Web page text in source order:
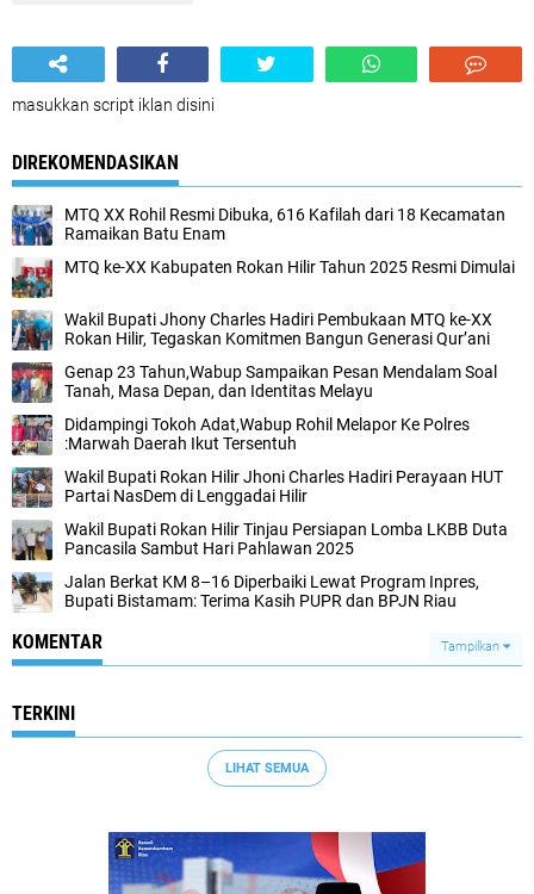
masukkan script iklan disini
DIREKOMENDASIKAN
MTQ XX Rohil Resmi Dibuka, 616 Kafilah dari 18 Kecamatan
Ramaikan Batu Enam
MTQ ke-XX Kabupaten Rokan Hilir Tahun 2025 Resmi Dimulai
Wakil Bupati Jhony Charles Hadiri Pembukaan MTQ ke-XX
Rokan Hilir, Tegaskan Komitmen Bangun Generasi Qur’ani
Genap 23 Tahun,Wabup Sampaikan Pesan Mendalam Soal
Tanah, Masa Depan, dan Identitas Melayu
Didampingi Tokoh Adat,Wabup Rohil Melapor Ke Polres
:Marwah Daerah Ikut Tersentuh
Wakil Bupati Rokan Hilir Jhoni Charles Hadiri Perayaan HUT
Partai NasDem di Lenggadai Hilir
Wakil Bupati Rokan Hilir Tinjau Persiapan Lomba LKBB Duta
Pancasila Sambut Hari Pahlawan 2025
Jalan Berkat KM 8–16 Diperbaiki Lewat Program Inpres,
Bupati Bistamam: Terima Kasih PUPR dan BPJN Riau
KOMENTAR Tampilkan
TERKINI
LIHAT SEMUA